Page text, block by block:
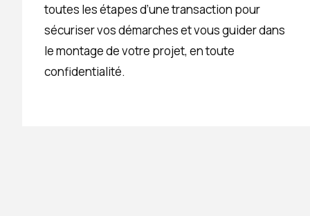
toutes les étapes d’une transaction pour
sécuriser vos démarches et vous guider dans
le montage de votre projet, en toute
confidentialité.